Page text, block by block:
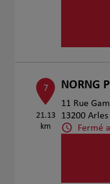
7
21.13
km
NORNG
11 Rue
13200 Arles
Fermé